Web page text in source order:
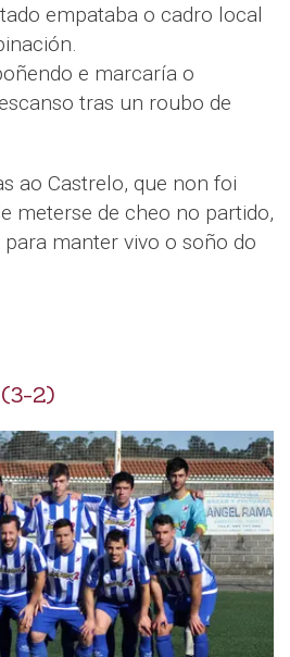
empataba o cadro local
e marcaría o
tras un roubo de
ao Castrelo, que non foi
meterse de cheo no partido,
manter vivo o soño do
2)